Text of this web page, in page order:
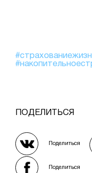
ПОДЕЛИТЬСЯ
Поделиться
Поделиться